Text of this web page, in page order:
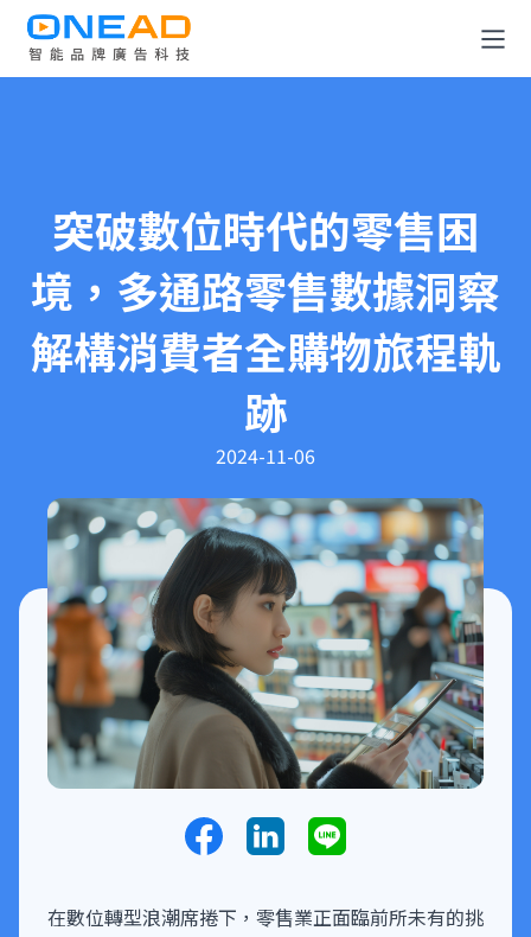
廣告規劃與投放平台
關於 OneAD
知識與媒體中心
聯絡我們
突破數位時代的零售困
境，多通路零售數據洞察
解構消費者全購物旅程軌
跡
2024-11-06
在數位轉型浪潮席捲下，零售業正面臨前所未有的挑